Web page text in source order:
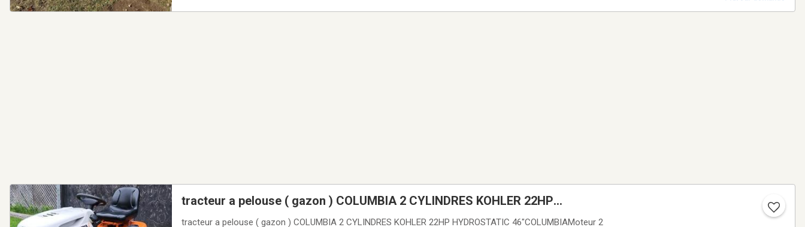
tracteur a pelouse ( gazon ) COLUMBIA 2 CYLINDRES KOHLER 22HP
tracteur a pelouse ( gazon ) COLUMBIA 2 CYLINDRES KOHLER 22HP HYDROSTATIC 46"COLUMBIAMoteur 2